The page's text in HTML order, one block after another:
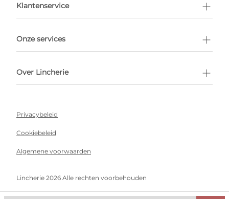
afspraak
Klantenservice
Onze services
Over Lincherie
Privacybeleid
Cookiebeleid
Algemene voorwaarden
Lincherie 2026 Alle rechten voorbehouden